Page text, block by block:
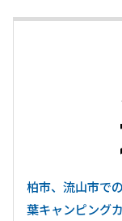
柏市、流山市で
葉キャンピング